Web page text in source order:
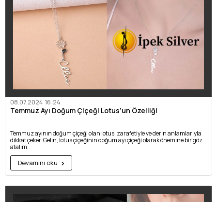
08.07.2024 16:24
Temmuz Ayı Doğum Çiçeği Lotus’un Özelliği
Temmuz ayının doğum çiçeği olan lotus, zarafetiyle ve derin anlamlarıyla
dikkat çeker. Gelin, lotus çiçeğinin doğum ayı çiçeği olarak önemine bir göz
atalım.
Devamını oku